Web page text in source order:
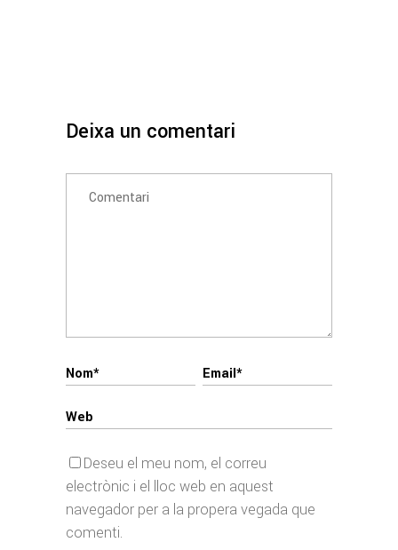
Deixa un comentari
Deseu el meu nom, el correu
electrònic i el lloc web en aquest
navegador per a la propera vegada que
comenti.